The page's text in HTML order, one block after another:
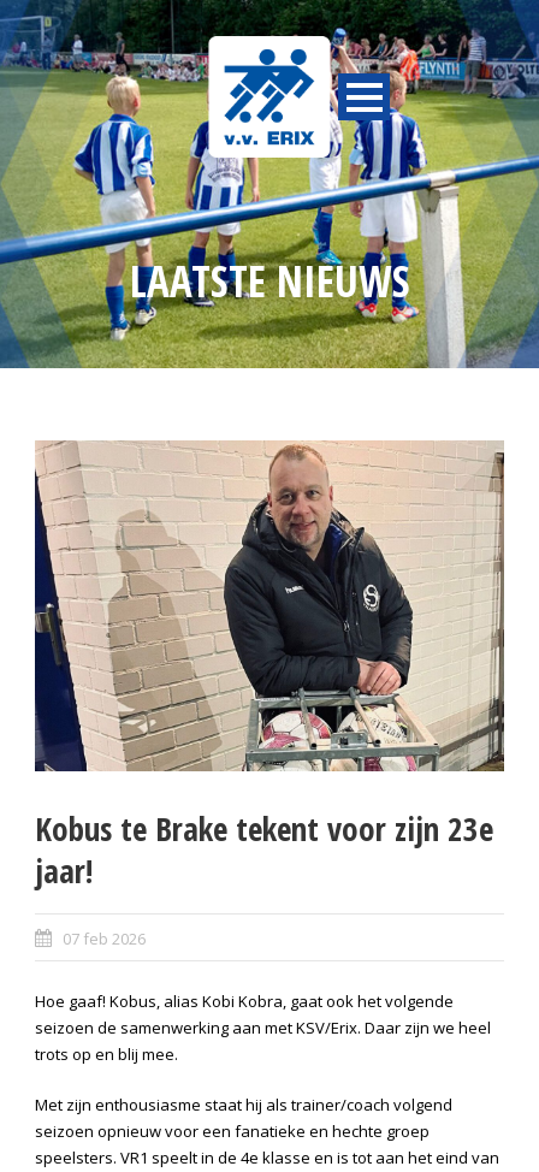
LAATSTE NIEUWS
Kobus te Brake tekent voor zijn 23e
jaar!
07 feb 2026
Hoe gaaf! Kobus, alias Kobi Kobra, gaat ook het volgende
seizoen de samenwerking aan met KSV/Erix. Daar zijn we heel
trots op en blij mee.
Met zijn enthousiasme staat hij als trainer/coach volgend
seizoen opnieuw voor een fanatieke en hechte groep
speelsters. VR1 speelt in de 4e klasse en is tot aan het eind van